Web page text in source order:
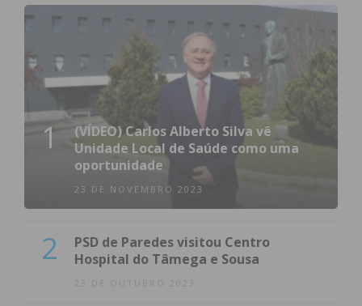
1
(VÍDEO) Carlos Alberto Silva vê
Unidade Local de Saúde como uma
oportunidade
23 DE NOVEMBRO 2023
2
PSD de Paredes visitou Centro
Hospital do Tâmega e Sousa
23 DE OUTUBRO 2023